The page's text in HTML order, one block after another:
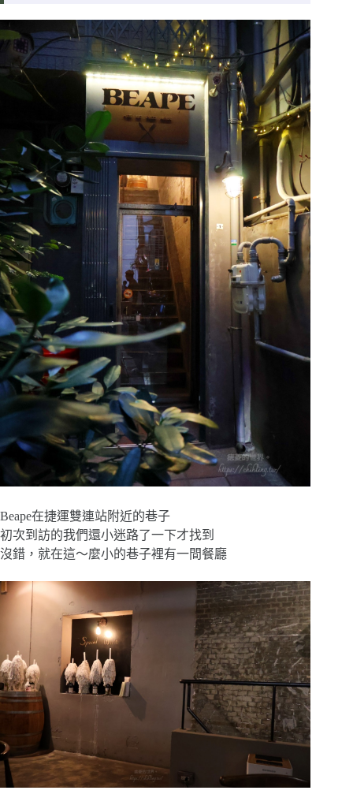
Beape在捷運雙連站附近的巷子
初次到訪的我們還小迷路了一下才找到
沒錯，就在這～麼小的巷子裡有一間餐廳